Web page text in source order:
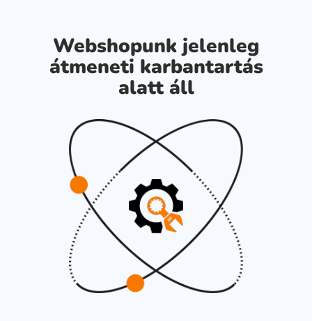
Webshopunk jelenleg
átmeneti karbantartás
alatt áll